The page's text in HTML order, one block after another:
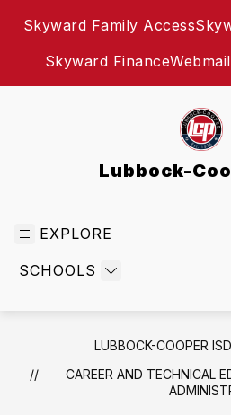
Skyward Family Access
Skyward FinanceWebmail
Lubbock-
EXPLORE
SCHOOLS
LUBBOCK-COOPER ISD
CAREER AND TECHNICAL